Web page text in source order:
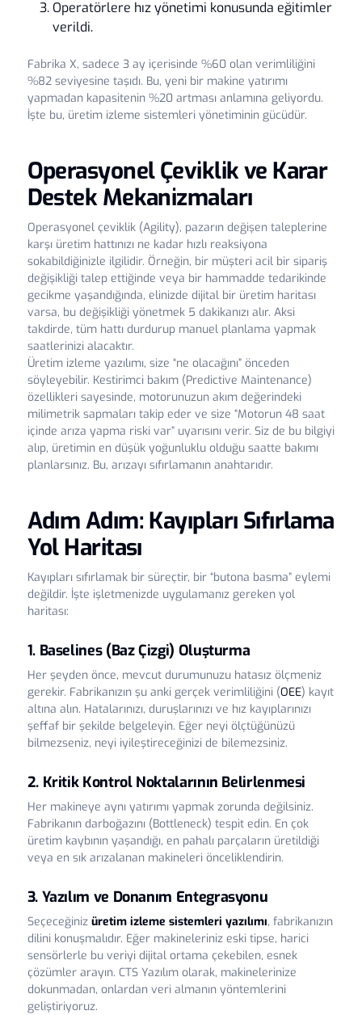
Operatörlere hız yönetimi konusunda eğitimler
verildi.
Fabrika X, sadece 3 ay içerisinde %60 olan verimliliğini
%82 seviyesine taşıdı. Bu, yeni bir makine yatırımı
yapmadan kapasitenin %20 artması anlamına geliyordu.
İşte bu, üretim izleme sistemleri yönetiminin gücüdür.
Operasyonel Çeviklik ve Karar
Destek Mekanizmaları
Operasyonel çeviklik (Agility), pazarın değişen taleplerine
karşı üretim hattınızı ne kadar hızlı reaksiyona
sokabildiğinizle ilgilidir. Örneğin, bir müşteri acil bir sipariş
değişikliği talep ettiğinde veya bir hammadde tedarikinde
gecikme yaşandığında, elinizde dijital bir üretim haritası
varsa, bu değişikliği yönetmek 5 dakikanızı alır. Aksi
takdirde, tüm hattı durdurup manuel planlama yapmak
saatlerinizi alacaktır.
Üretim izleme yazılımı, size “ne olacağını” önceden
söyleyebilir. Kestirimci bakım (Predictive Maintenance)
özellikleri sayesinde, motorunuzun akım değerindeki
milimetrik sapmaları takip eder ve size “Motorun 48 saat
içinde arıza yapma riski var” uyarısını verir. Siz de bu bilgiyi
alıp, üretimin en düşük yoğunluklu olduğu saatte bakımı
planlarsınız. Bu, arızayı sıfırlamanın anahtarıdır.
Adım Adım: Kayıpları Sıfırlama
Yol Haritası
Kayıpları sıfırlamak bir süreçtir, bir “butona basma” eylemi
değildir. İşte işletmenizde uygulamanız gereken yol
haritası:
1. Baselines (Baz Çizgi) Oluşturma
Her şeyden önce, mevcut durumunuzu hatasız ölçmeniz
gerekir. Fabrikanızın şu anki gerçek verimliliğini (OEE) kayıt
altına alın. Hatalarınızı, duruşlarınızı ve hız kayıplarınızı
şeffaf bir şekilde belgeleyin. Eğer neyi ölçtüğünüzü
bilmezseniz, neyi iyileştireceğinizi de bilemezsiniz.
2. Kritik Kontrol Noktalarının Belirlenmesi
Her makineye aynı yatırımı yapmak zorunda değilsiniz.
Fabrikanın darboğazını (Bottleneck) tespit edin. En çok
üretim kaybının yaşandığı, en pahalı parçaların üretildiği
veya en sık arızalanan makineleri önceliklendirin.
3. Yazılım ve Donanım Entegrasyonu
Seçeceğiniz üretim izleme sistemleri yazılımı, fabrikanızın
dilini konuşmalıdır. Eğer makineleriniz eski tipse, harici
sensörlerle bu veriyi dijital ortama çekebilen, esnek
çözümler arayın. CTS Yazılım olarak, makinelerinize
dokunmadan, onlardan veri almanın yöntemlerini
geliştiriyoruz.